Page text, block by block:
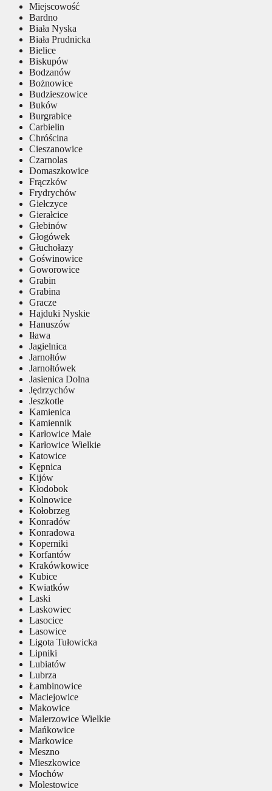
Miejscowość
Bardno
Biała Nyska
Biała Prudnicka
Bielice
Biskupów
Bodzanów
Bożnowice
Budzieszowice
Buków
Burgrabice
Carbielin
Chróścina
Cieszanowice
Czarnolas
Domaszkowice
Frączków
Frydrychów
Giełczyce
Gierałcice
Głebinów
Głogówek
Głuchołazy
Goświnowice
Goworowice
Grabin
Grabina
Gracze
Hajduki Nyskie
Hanuszów
Iława
Jagielnica
Jarnołtów
Jarnołtówek
Jasienica Dolna
Jędrzychów
Jeszkotle
Kamienica
Kamiennik
Karłowice Małe
Karłowice Wielkie
Katowice
Kępnica
Kijów
Kłodobok
Kolnowice
Kołobrzeg
Konradów
Konradowa
Koperniki
Korfantów
Krakówkowice
Kubice
Kwiatków
Laski
Laskowiec
Lasocice
Lasowice
Ligota Tułowicka
Lipniki
Lubiatów
Lubrza
Łambinowice
Maciejowice
Makowice
Malerzowice Wielkie
Mańkowice
Markowice
Meszno
Mieszkowice
Mochów
Molestowice